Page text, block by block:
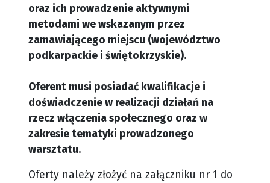
oraz ich prowadzenie aktywnymi
metodami we wskazanym przez
zamawiającego miejscu (województwo
podkarpackie i świętokrzyskie).
Oferent musi posiadać kwalifikacje i
doświadczenie w realizacji działań na
rzecz włączenia społecznego oraz w
zakresie tematyki prowadzonego
warsztatu.
Oferty należy złożyć na załączniku nr 1 do